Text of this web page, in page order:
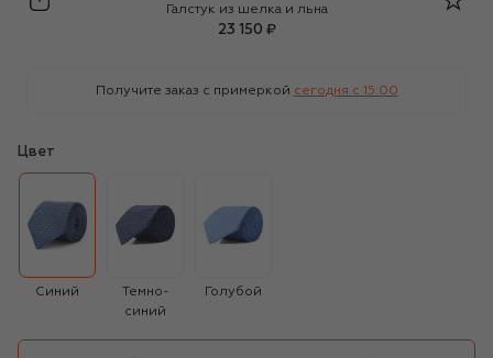
Canali
Галстук из шелка и льна
23 150 ₽
Получите заказ с примеркой сегодня c 15:00
Цвет
Синий
Темно-
синий
Голубой